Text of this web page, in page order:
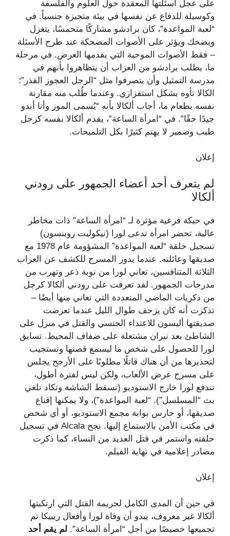
على عجل أسئلتها المعقدة حول العلوم والفلسفة
وكوسيلة للدفاع عن نفسها في بيئة متحيزة جنسياً. في
“لعبة المواعدة”، كان برادشو مشاركًا متحمسًا، يتغزل
ويضحك ويؤثر على الأصوات المضحكة عند طرح الأسئلة
– فقط الأصوات الموحية التي يقدمها العرض. في مرحلة
ما، يطلب برادشو من العزاب أن يتظاهروا بأنهم في
مدرسة التمثيل وأن يتصرفوا مثل “الرجل العجوز القذر”؛
الكالا تأوه بشكل استفزازي. وعندما طُلب منه مقارنة
نفسه بطعام ما، أجاب ألكالا بأنه “يُسمى الموز وأنا أبدو
جيدًا حقًا”. في “امرأة الساعة”، يقدم ألكالا نفسه كرجل
طيب وضمير لا يهتم كثيرًا بكل التلميحات.
إعلان
لم يتعرف أحد أعضاء الجمهور على رودني
ألكالا
في حبكة فرعية مؤثرة لـ “امرأة الساعة” ذات مخاطر
عالية، تحضر امرأة تدعى لورا (نيكوليت روبنسون)
تسجيل حلقة “لعبة المواعدة” المشؤومة عام 1978 مع
صديقها وعائلته. عندما يدور المسرح للكشف عن العزاب
الثلاثة المتنافسين، تعاني لورا من نوبة ذعر وتهرب من
مدرجات الجمهور. لقد تعرفت على رودني ألكالا كرجل
من ذكريات الماضي المتعددة التي تعاني منها أيضًا –
تذكرت أنه كان يزحف طوال الليل عندما تعرضت
صديقتها أليسون للاعتداء الجنسي والقتل في منزل على
الشاطئ بعد نيران مشتعلة على ضفاف المحيط. تسابق
لورا للحصول على شخص ما ليسمع قصتها وتستجيب
لتحذيرها من أن هناك قاتلًا مطلوبًا على الأرجح يجلس
على مسرح عرض الألعاب، ولكن ليس لفترة أطول،
تندفع لورا خارج الاستوديو (تسقط الشاشة وتكاد تلغي
بث “المسلسل”). “لعبة المواعدة”)، ولا يمكنها إقناع
صديقها، أو حارس بوابة مجمع الاستوديو، أو أي شخص
في مكتب الأمن بالاستماع إليها. نجح Alcala في تسجيل
حلقته واستمر في قتل العديد من النساء، كما ذكرت
مصادر إعلامية في نهاية الفيلم.
إعلان
في حين أن المدى الكامل لجريمة القتل التي ارتكبتها
ألكالا غير معروف، يبدو أن وفاة لورا وأفعال ريبيكا تم
تجميعها خصيصًا من أجل “امرأة الساعة”. لم يقم أحد